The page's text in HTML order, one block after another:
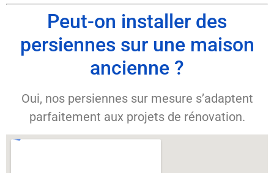
Peut-on installer des
persiennes sur une maison
ancienne ?
Oui, nos persiennes sur mesure s’adaptent
parfaitement aux projets de rénovation.